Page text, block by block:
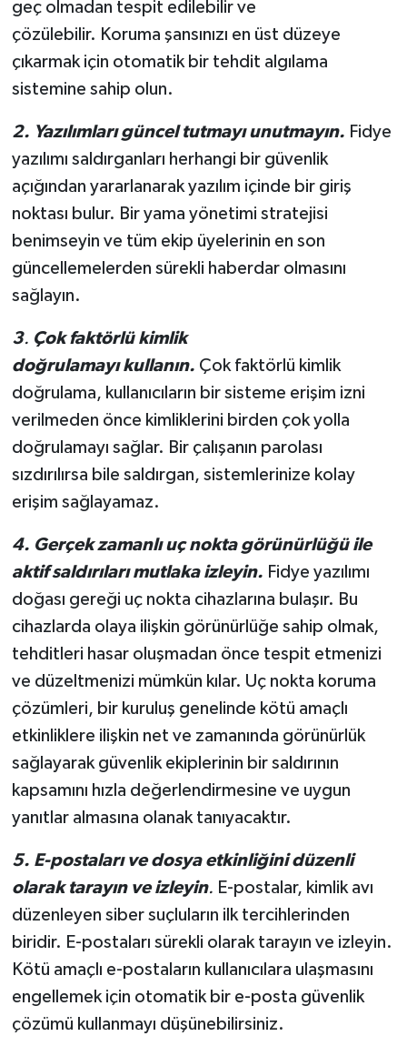
geç olmadan tespit edilebilir ve
çözülebilir. Koruma şansınızı en üst düzeye
çıkarmak için otomatik bir tehdit algılama
sistemine sahip olun.
2. Yazılımları güncel tutmayı unutmayın. Fidye
yazılımı saldırganları herhangi bir güvenlik
açığından yararlanarak yazılım içinde bir giriş
noktası bulur. Bir yama yönetimi stratejisi
benimseyin ve tüm ekip üyelerinin en son
güncellemelerden sürekli haberdar olmasını
sağlayın.
3. Çok faktörlü kimlik
doğrulamayı kullanın. Çok faktörlü kimlik
doğrulama, kullanıcıların bir sisteme erişim izni
verilmeden önce kimliklerini birden çok yolla
doğrulamayı sağlar. Bir çalışanın parolası
sızdırılırsa bile saldırgan, sistemlerinize kolay
erişim sağlayamaz.
4. Gerçek zamanlı uç nokta görünürlüğü ile
aktif saldırıları mutlaka izleyin. Fidye yazılımı
doğası gereği uç nokta cihazlarına bulaşır. Bu
cihazlarda olaya ilişkin görünürlüğe sahip olmak,
tehditleri hasar oluşmadan önce tespit etmenizi
ve düzeltmenizi mümkün kılar. Uç nokta koruma
çözümleri, bir kuruluş genelinde kötü amaçlı
etkinliklere ilişkin net ve zamanında görünürlük
sağlayarak güvenlik ekiplerinin bir saldırının
kapsamını hızla değerlendirmesine ve uygun
yanıtlar almasına olanak tanıyacaktır.
5. E-postaları ve dosya etkinliğini düzenli
olarak tarayın ve izleyin. E-postalar, kimlik avı
düzenleyen siber suçluların ilk tercihlerinden
biridir. E-postaları sürekli olarak tarayın ve izleyin.
Kötü amaçlı e-postaların kullanıcılara ulaşmasını
engellemek için otomatik bir e-posta güvenlik
çözümü kullanmayı düşünebilirsiniz.